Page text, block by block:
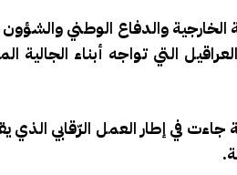
والدفاع الوطني والشؤون
التي تواجه أبناء الجالية
في إطار العمل الرّقابي الذي